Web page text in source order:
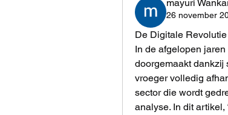
mayuri
26 november
De Digitale
In de afgelopen
doorgemaakt dankzij
vroeger volledig
sector die wordt
analyse. In dit artikel,